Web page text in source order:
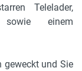
Telelader,
sowie einem
geweckt und Sie